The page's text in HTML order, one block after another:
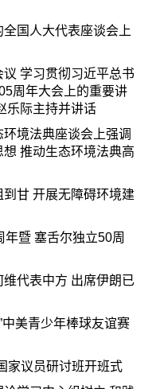
国人大代表座谈会上
学习贯彻习近平总书
周年大会上的重要讲
乐际主持并讲话
境法典座谈会上强调
推动生态环境法典高
甘 开展无障碍环境建
暨 塞舌尔独立50周
代表中方 出席伊朗已
美青少年棒球友谊赛
家议员研讨班开班式